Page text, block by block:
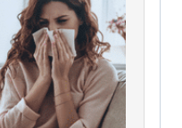
4
7
.
9
6